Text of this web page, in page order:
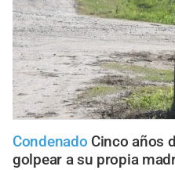
Condenado Cinco años
golpear a su propia